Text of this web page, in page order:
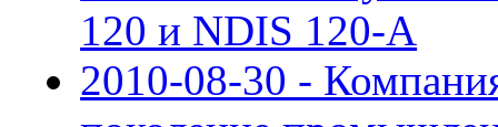
120 и NDIS 120-A
2010-08-30 -